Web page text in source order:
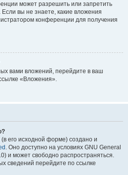
может разрешить или запретить
вы не знаете, какие вложения
конференции для получения
вами вложений, перейдите в ваш
«Вложения».
его исходной форме) создано и
. Оно доступно на условиях GNU General
и может свободно распространяться.
сведений перейдите по ссылке